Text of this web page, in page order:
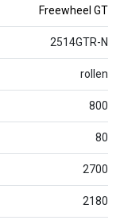
Freewheel GT
2514GTR-N
rollen
800
80
2700
2180